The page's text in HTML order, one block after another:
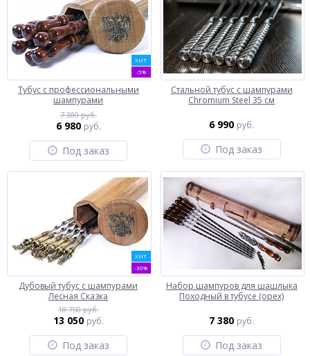
ХИТ
-5%
Тубус с профессиональными
шампурами
7 380 руб.
6 980 руб.
Под заказ
Стальной тубус с шампурами
Chromium Steel 35 см
6 990 руб.
Под заказ
ХИТ
-30%
Дубовый тубус с шампурами
Лесная Сказка
18 750 руб.
13 050 руб.
Под заказ
Набор шампуров для шашлыка
Походный в тубусе (орех)
7 380 руб.
Под заказ